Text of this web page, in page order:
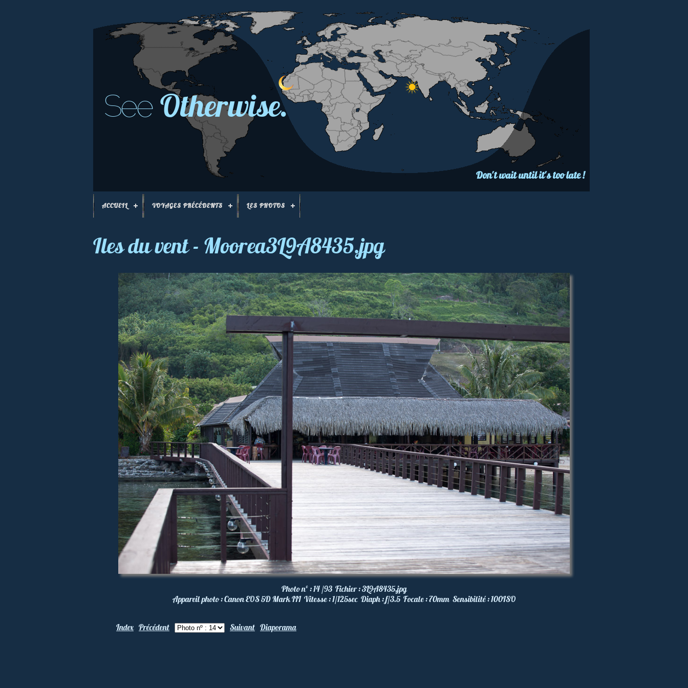
See Otherwise.
Don't wait until it's too late !
ACCUEIL VOYAGES PRÉCÉDENTS LES PHOTOS
Iles du vent - Moorea3L9A8435.jpg
Photo nº :14 /93 Fichier :3L9A8435.jpg
Appareil photo :Canon EOS 5D Mark III Vitesse :1/125sec Diaph :f/3.5 Focale :70mm Sensibilité :100ISO
Index Précédent Suivant Diaporama